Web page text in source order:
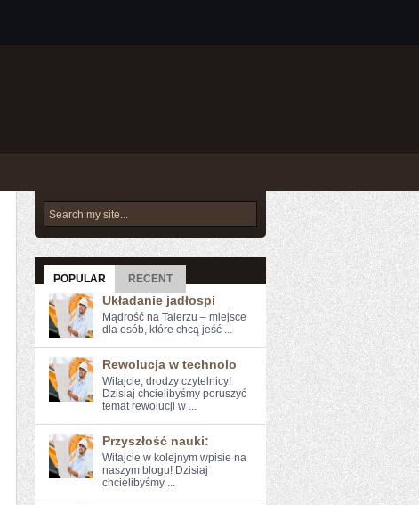
POPULAR RECENT
Układanie jadłospi
Mądrość na Talerzu – miejsce
dla osób, które chcą jeść ...
Rewolucja w technolo
Witajcie, drodzy⁤ czytelnicy!
Dzisiaj ​chcielibyśmy poruszyć
temat rewolucji w ...
Przyszłość nauki:
Witajcie w kolejnym wpisie na
naszym‍ blogu! Dzisiaj
chcielibyśmy ...